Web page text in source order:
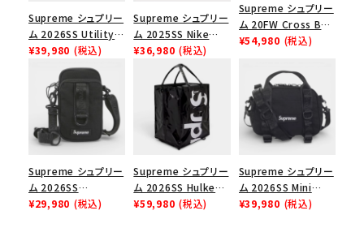
Supreme シュプリー
ム 2026SS Utility
Bag ユーティリティ
バッグ ブラック
¥39,980 (税込)
Supreme シュプリー
ム 2025SS Nike
Leather Shoulder
Bag ナイキレザーシ
ョルダーバッグ ブラッ
ク 黒
¥36,980 (税込)
Supreme シュプリー
ム 20FW Cross Box
Logo Tee クロスボ
¥54,980 (税込)
Supreme シュプリー
ム 2026SS
Shoulder Bag ショ
¥29,980 (税込)
Supreme シュプリー
ム 2026SS Hulken
Rolling Tote
¥59,980 (税込)
Supreme シュプリー
ム 2026SS Mini
Duffle Bag ミニダッ
¥39,980 (税込)